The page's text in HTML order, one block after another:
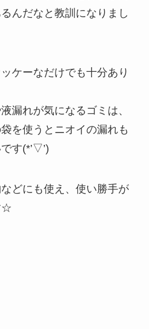
んだなと教訓になりまし
ケーなだけでも十分あり
漏れが気になるゴミは、
を使うとニオイの漏れも
す(*’▽’)
どにも使え、使い勝手が
☆